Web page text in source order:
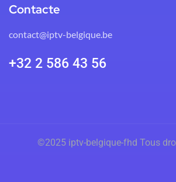
Contacte
contact@iptv-belgique.be
+32 2 586 43 56
©2025 iptv-belgique-fhd Tous